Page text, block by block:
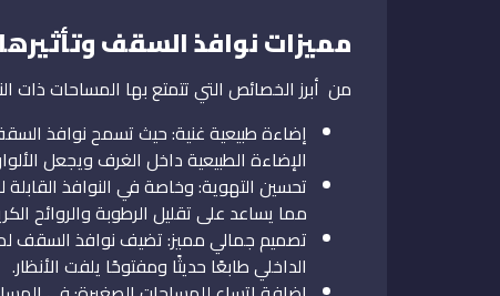
مميزات نوافذ السقف
من أبرز الخصائص التي تتمتع بها المساحات ذات
إضاءة طبيعية غنية: حيث تسمح نوافذ
الإضاءة الطبيعية داخل الغرف ويجعل
تحسين التهوية: وخاصة في النوافذ
مما يساعد على تقليل الرطوبة والروائح
تصميم جمالي مميز: تضيف نوافذ السقف
الداخلي طابعًا حديثًا ومفتوحًا يلفت الأنظار.